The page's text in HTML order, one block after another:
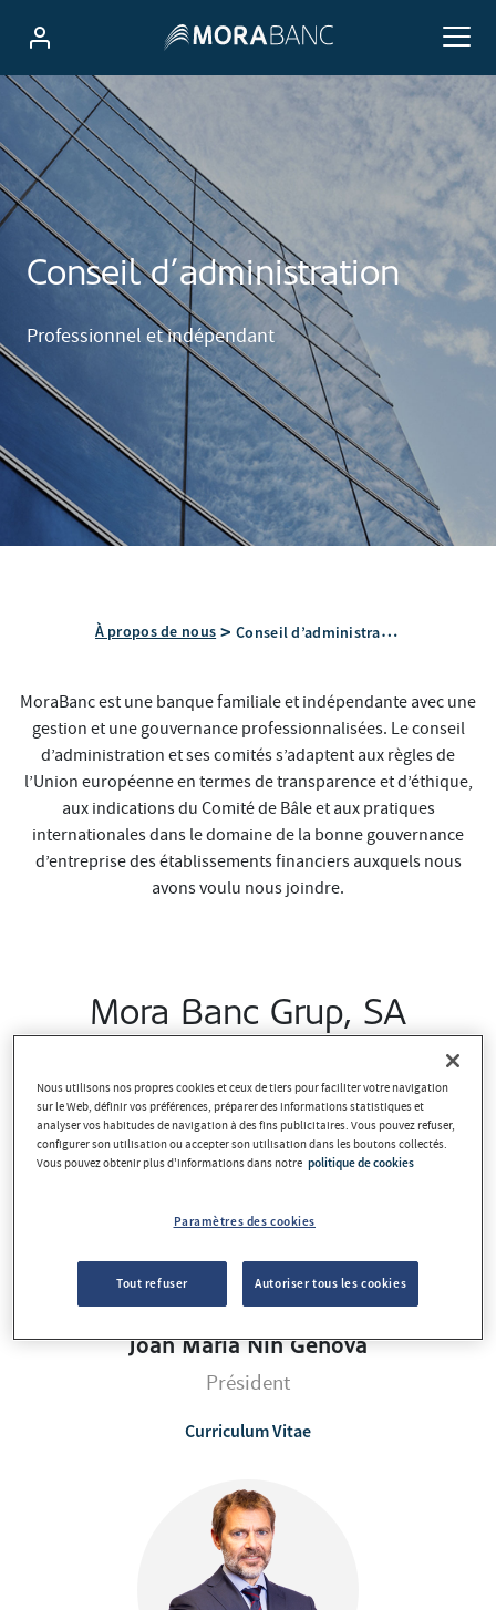
Conseil d’administration
Professionnel et indépendant
À propos de nous Conseil d’administration
MoraBanc est une banque familiale et indépendante avec une
gestion et une gouvernance professionnalisées. Le conseil
d’administration et ses comités s’adaptent aux règles de
l’Union européenne en termes de transparence et d’éthique,
aux indications du Comité de Bâle et aux pratiques
internationales dans le domaine de la bonne gouvernance
d’entreprise des établissements financiers auxquels nous
avons voulu nous joindre.
Mora Banc Grup, SA
Joan Maria Nin Génova
Président
Curriculum Vitae
Nous utilisons nos propres cookies et ceux de tiers pour faciliter votre navigation
sur le Web, définir vos préférences, préparer des informations statistiques et
analyser vos habitudes de navigation à des fins publicitaires. Vous pouvez refuser,
configurer son utilisation ou accepter son utilisation dans les boutons collectés.
Vous pouvez obtenir plus d'informations dans notre politique de cookies
Paramètres des cookies
Tout refuser Autoriser tous les cookies